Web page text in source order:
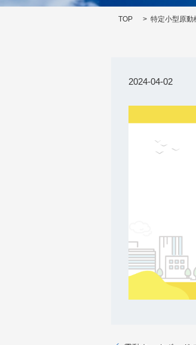
TOP 特定小型原動
2024-04-02